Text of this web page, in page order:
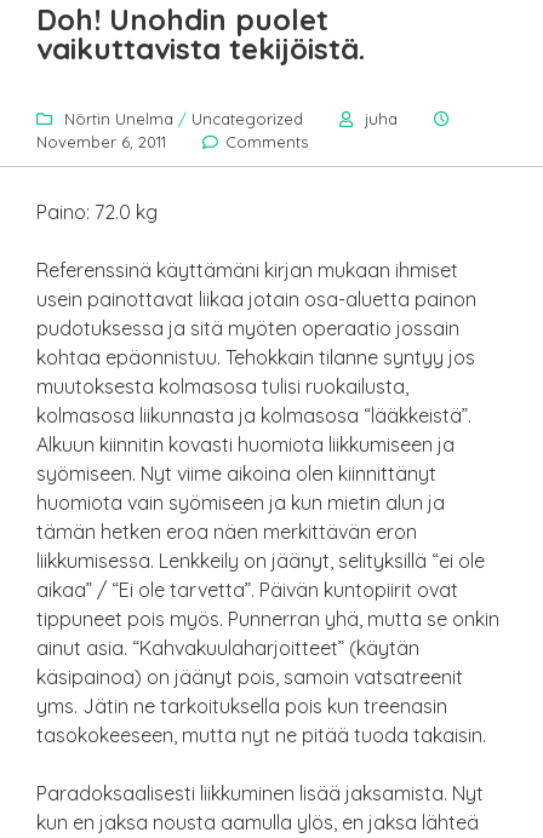
Doh! Unohdin puolet
vaikuttavista tekijöistä.
Nörtin Unelma / Uncategorized
juha
November 6, 2011
Comments
Paino: 72.0 kg
Referenssinä käyttämäni kirjan mukaan ihmiset
usein painottavat liikaa jotain osa-aluetta painon
pudotuksessa ja sitä myöten operaatio jossain
kohtaa epäonnistuu. Tehokkain tilanne syntyy jos
muutoksesta kolmasosa tulisi ruokailusta,
kolmasosa liikunnasta ja kolmasosa “lääkkeistä”.
Alkuun kiinnitin kovasti huomiota liikkumiseen ja
syömiseen. Nyt viime aikoina olen kiinnittänyt
huomiota vain syömiseen ja kun mietin alun ja
tämän hetken eroa näen merkittävän eron
liikkumisessa. Lenkkeily on jäänyt, selityksillä “ei ole
aikaa” / “Ei ole tarvetta”. Päivän kuntopiirit ovat
tippuneet pois myös. Punnerran yhä, mutta se onkin
ainut asia. “Kahvakuulaharjoitteet” (käytän
käsipainoa) on jäänyt pois, samoin vatsatreenit
yms. Jätin ne tarkoituksella pois kun treenasin
tasokokeeseen, mutta nyt ne pitää tuoda takaisin.
Paradoksaalisesti liikkuminen lisää jaksamista. Nyt
kun en jaksa nousta aamulla ylös, en jaksa lähteä